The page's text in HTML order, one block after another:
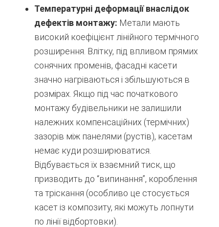
Температурні деформації внаслідок
дефектів монтажу: Метали мають
високий коефіцієнт лінійного термічного
розширення. Влітку, під впливом прямих
сонячних променів, фасадні касети
значно нагріваються і збільшуються в
розмірах. Якщо під час початкового
монтажу будівельники не залишили
належних компенсаційних (термічних)
зазорів між панелями (рустів), касетам
немає куди розширюватися.
Відбувається їх взаємний тиск, що
призводить до “випинання”, короблення
та тріскання (особливо це стосується
касет із композиту, які можуть лопнути
по лінії відбортовки).